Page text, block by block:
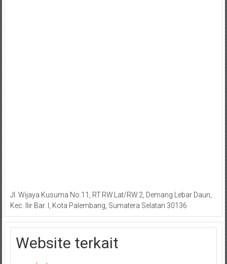
Jl. Wijaya Kusuma No.11, RT.RW.Lat/RW.2, Demang Lebar Daun,
Kec. Ilir Bar. I, Kota Palembang, Sumatera Selatan 30136
Website terkait